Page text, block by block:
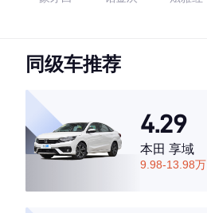
4.68
·外观表现一般，低于53%同级车
同级车推荐
4.29
本田 享域
9.98-13.98万